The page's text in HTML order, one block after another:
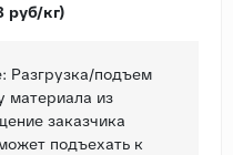
руб/кг)
подъем
материала из
заказчика
подъехать к